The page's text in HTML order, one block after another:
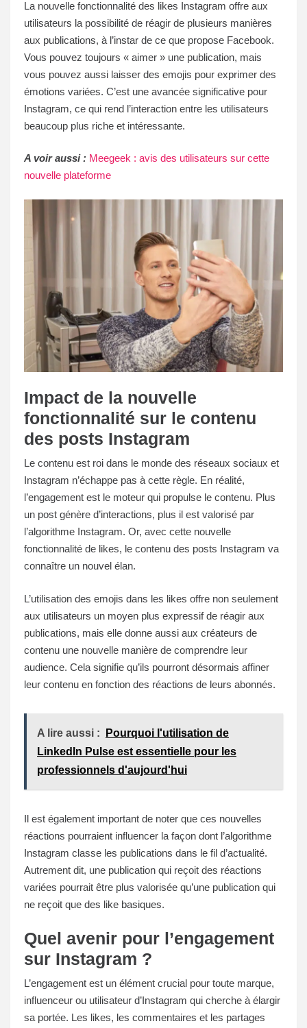
La nouvelle fonctionnalité des likes Instagram offre aux
utilisateurs la possibilité de réagir de plusieurs manières
aux publications, à l’instar de ce que propose Facebook.
Vous pouvez toujours « aimer » une publication, mais
vous pouvez aussi laisser des emojis pour exprimer des
émotions variées. C’est une avancée significative pour
Instagram, ce qui rend l’interaction entre les utilisateurs
beaucoup plus riche et intéressante.
A voir aussi : Meegeek : avis des utilisateurs sur cette
nouvelle plateforme
Impact de la nouvelle
fonctionnalité sur le contenu
des posts Instagram
Le contenu est roi dans le monde des réseaux sociaux et
Instagram n’échappe pas à cette règle. En réalité,
l’engagement est le moteur qui propulse le contenu. Plus
un post génère d’interactions, plus il est valorisé par
l’algorithme Instagram. Or, avec cette nouvelle
fonctionnalité de likes, le contenu des posts Instagram va
connaître un nouvel élan.
L’utilisation des emojis dans les likes offre non seulement
aux utilisateurs un moyen plus expressif de réagir aux
publications, mais elle donne aussi aux créateurs de
contenu une nouvelle manière de comprendre leur
audience. Cela signifie qu’ils pourront désormais affiner
leur contenu en fonction des réactions de leurs abonnés.
A lire aussi :
Pourquoi l'utilisation de
LinkedIn Pulse est essentielle pour les
professionnels d'aujourd'hui
Il est également important de noter que ces nouvelles
réactions pourraient influencer la façon dont l’algorithme
Instagram classe les publications dans le fil d’actualité.
Autrement dit, une publication qui reçoit des réactions
variées pourrait être plus valorisée qu’une publication qui
ne reçoit que des like basiques.
Quel avenir pour l’engagement
sur Instagram ?
L’engagement est un élément crucial pour toute marque,
influenceur ou utilisateur d’Instagram qui cherche à élargir
sa portée. Les likes, les commentaires et les partages